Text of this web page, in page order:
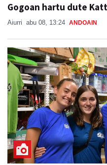
Gogoan hartu dute
Aiurri abu 08, 13:24 ANDOAIN